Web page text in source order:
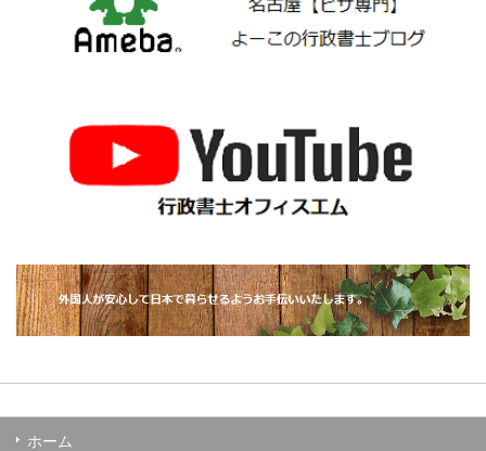
ホーム